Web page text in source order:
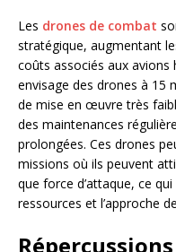
Les drones de combat
stratégique, augmentant
coûts associés aux avions
envisage des drones à 15
de mise en œuvre très
des maintenances
prolongées. Ces drones
missions où ils peuvent
que force d’attaque, ce
ressources et l’approche